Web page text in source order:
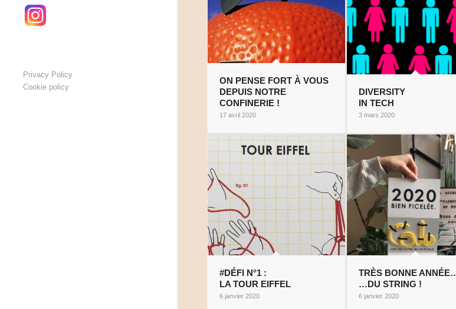
Privacy Policy
Cookie policy
ON PENSE FORT À VOUS
DEPUIS NOTRE
CONFINERIE !
17 avril 2020
DIVERSITY
IN TECH
3 mars 2020
#DÉFI N°1 :
LA TOUR EIFFEL
6 janvier 2020
TRÈS BONNE
…DU STRING !
6 janvier 2020